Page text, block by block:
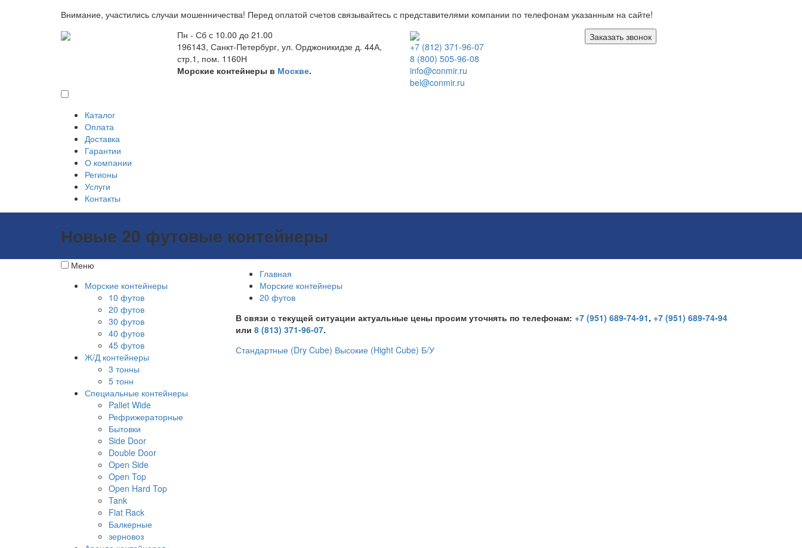
Внимание, участились случаи мошенничества! Перед оплатой счетов связывайтесь с представителями компании по телефонам указанным на сайте!
Пн - Сб с 10.00 до 21.00
196143, Санкт-Петербург, ул. Орджоникидзе д. 44А,
стр.1, пом. 1160Н
Морские контейнеры в Москве.
+7 (812) 371-96-07
8 (800) 505-96-08
info@conmir.ru
bel@conmir.ru
Заказать звонок
Каталог
Оплата
Доставка
Гарантии
О компании
Регионы
Услуги
Контакты
Новые 20 футовые контейнеры
Меню
Морские контейнеры
10 футов
20 футов
30 футов
40 футов
45 футов
Ж/Д контейнеры
3 тонны
5 тонн
Специальные контейнеры
Pallet Wide
Рефрижераторные
Бытовки
Side Door
Double Door
Open Side
Open Top
Open Hard Top
Tank
Flat Rack
Балкерные
зерновоз
Главная
Морские контейнеры
20 футов
В связи с текущей ситуации актуальные цены просим уточнять по телефонам: +7 (951) 689-74-91, +7 (951) 689-74-94
или 8 (813) 371-96-07.
Стандартные (Dry Cube) Высокие (Hight Cube) Б/У